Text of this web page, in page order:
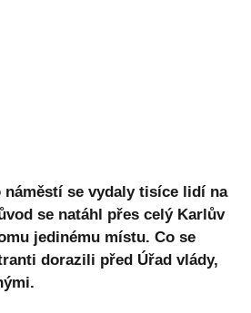
náměstí se vydaly tisíce lidí na
se natáhl přes celý Karlův
jedinému místu. Co se
dorazili před Úřad vlády,